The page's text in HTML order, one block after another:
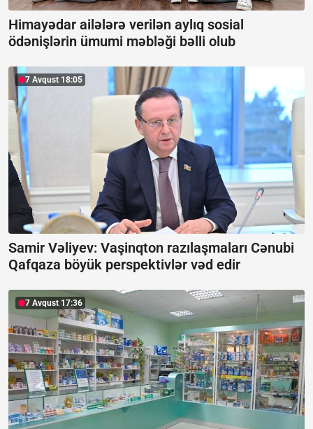
Himayədar ailələrə verilən aylıq sosial
ödənişlərin ümumi məbləği bəlli olub
7 Avqust 18:05
Samir Vəliyev: Vaşinqton razılaşmaları Cənubi
Qafqaza böyük perspektivlər vəd edir
7 Avqust 17:36